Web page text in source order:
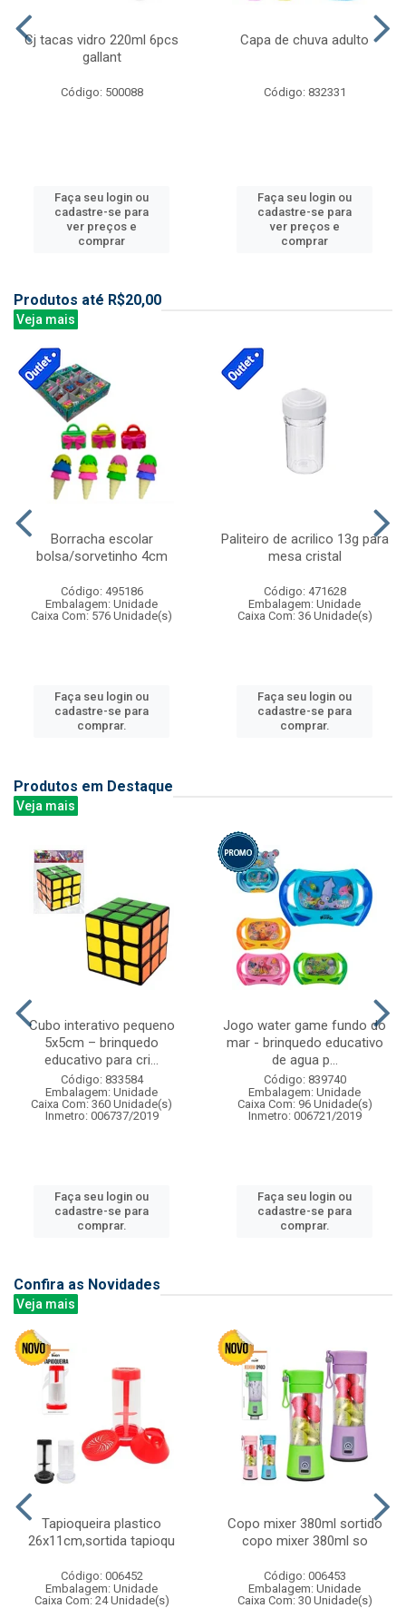
Cj tacas vidro 220ml 6pcs
gallant
Código: 500088
Faça seu login ou
cadastre-se para
ver preços e
comprar
Capa de chuva adulto
Código: 832331
Faça seu login ou
cadastre-se para
ver preços e
comprar
Produtos até R$20,00
Veja mais
Borracha escolar
bolsa/sorvetinho 4cm
Código: 495186
Embalagem: Unidade
Caixa Com: 576 Unidade(s)
Faça seu login ou
cadastre-se para
comprar.
Paliteiro de acrilico 13g para
mesa cristal
Código: 471628
Embalagem: Unidade
Caixa Com: 36 Unidade(s)
Faça seu login ou
cadastre-se para
comprar.
Produtos em Destaque
Veja mais
Cubo interativo pequeno
5x5cm – brinquedo
educativo para cri...
Código: 833584
Embalagem: Unidade
Caixa Com: 360 Unidade(s)
Inmetro: 006737/2019
Faça seu login ou
cadastre-se para
comprar.
Jogo water game fundo do
mar - brinquedo educativo
de agua p...
Código: 839740
Embalagem: Unidade
Caixa Com: 96 Unidade(s)
Inmetro: 006721/2019
Faça seu login ou
cadastre-se para
comprar.
Confira as Novidades
Veja mais
Tapioqueira plastico
26x11cm,sortida tapioqu
Código: 006452
Embalagem: Unidade
Caixa Com: 24 Unidade(s)
Copo mixer 380ml sortido
copo mixer 380ml so
Código: 006453
Embalagem: Unidade
Caixa Com: 30 Unidade(s)